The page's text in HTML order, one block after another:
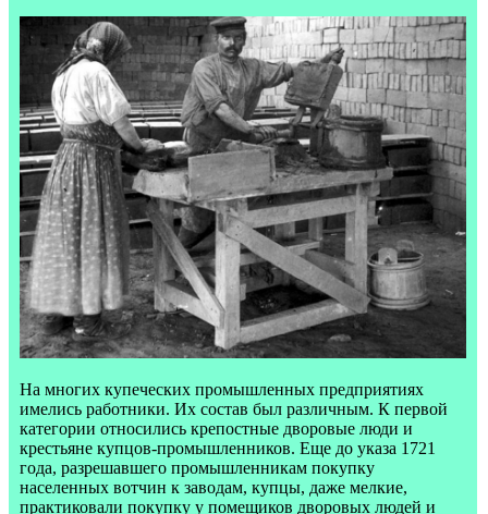
На многих купеческих промышленных предприятиях
имелись работники. Их состав был различным. К первой
категории относились крепостные дворовые люди и
крестьяне купцов-промышленников. Еще до указа 1721
года, разрешавшего промышленникам покупку
населенных вотчин к заводам, купцы, даже мелкие,
практиковали покупку у помещиков дворовых людей и